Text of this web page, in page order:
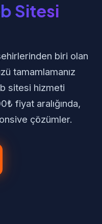
Sitesi
biri olan
tamamlamanız
sitesi hizmeti
fiyat aralığında,
çözümler.